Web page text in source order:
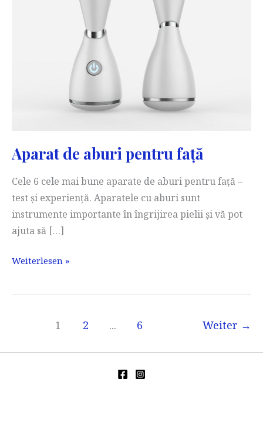
Aparat de aburi pentru față
Cele 6 cele mai bune aparate de aburi pentru față –
test și experiență. Aparatele cu aburi sunt
instrumente importante în îngrijirea pielii și vă pot
ajuta să […]
Aparat
aburi
Weiterlesen »
1 2 ... 6 Weiter →